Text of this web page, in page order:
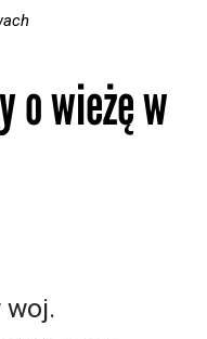
o wieżę w
woj.